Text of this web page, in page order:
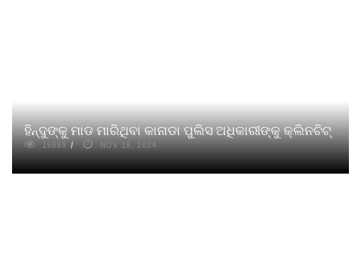
ହିନ୍ଦୁଙ୍କୁ ମାଡ ମାରିଥିବା କାନାଡା ପୁଲିସ ଅଧିକାରୀଙ୍କୁ କ୍ଲିନଚିଟ୍
15699 NOV 16, 2024